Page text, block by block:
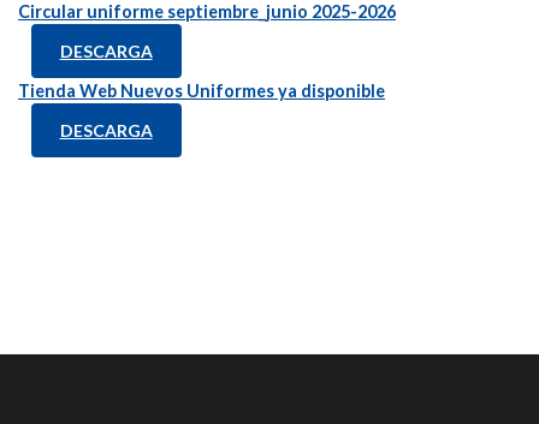
Circular uniforme septiembre_junio 2025-2026
DESCARGA
Tienda Web Nuevos Uniformes ya disponible
DESCARGA